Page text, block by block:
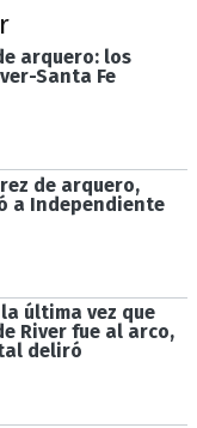
arquero: los
Santa Fe
de arquero,
a Independiente
última vez que
River fue al arco,
deliró